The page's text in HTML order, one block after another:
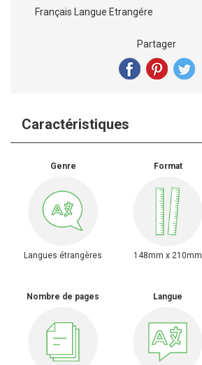
Français Langue Etrangére
Partager
Caractéristiques
Genre
Langues étrangères
Format
148mm x 210mm
Nombre de pages Langue